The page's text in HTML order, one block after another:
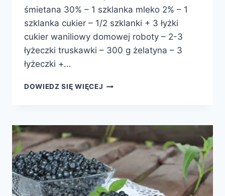
śmietana 30% – 1 szklanka mleko 2% – 1
szklanka cukier – 1/2 szklanki + 3 łyżki
cukier waniliowy domowej roboty – 2-3
łyżeczki truskawki – 300 g żelatyna – 3
łyżeczki +…
DOWIEDZ SIĘ WIĘCEJ PANA
TRUSKAWKOWYM